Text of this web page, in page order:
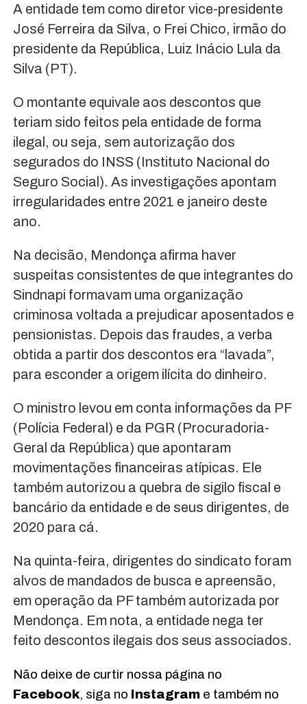
A entidade tem como diretor vice-presidente
José Ferreira da Silva, o Frei Chico, irmão do
presidente da República, Luiz Inácio Lula da
Silva (PT).
O montante equivale aos descontos que
teriam sido feitos pela entidade de forma
ilegal, ou seja, sem autorização dos
segurados do INSS (Instituto Nacional do
Seguro Social). As investigações apontam
irregularidades entre 2021 e janeiro deste
ano.
Na decisão, Mendonça afirma haver
suspeitas consistentes de que integrantes do
Sindnapi formavam uma organização
criminosa voltada a prejudicar aposentados e
pensionistas. Depois das fraudes, a verba
obtida a partir dos descontos era “lavada”,
para esconder a origem ilícita do dinheiro.
O ministro levou em conta informações da PF
(Polícia Federal) e da PGR (Procuradoria-
Geral da República) que apontaram
movimentações financeiras atípicas. Ele
também autorizou a quebra de sigilo fiscal e
bancário da entidade e de seus dirigentes, de
2020 para cá.
Na quinta-feira, dirigentes do sindicato foram
alvos de mandados de busca e apreensão,
em operação da PF também autorizada por
Mendonça. Em nota, a entidade nega ter
feito descontos ilegais dos seus associados.
Não deixe de curtir nossa página no
Facebook, siga no Instagrame também no